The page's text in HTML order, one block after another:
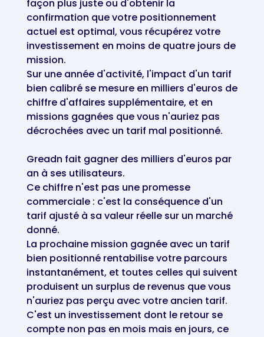
façon plus juste ou d'obtenir la
confirmation que votre positionnement
actuel est optimal, vous récupérez votre
investissement en moins de quatre jours de
mission.
Sur une année d'activité, l'impact d'un tarif
bien calibré se mesure en milliers d'euros de
chiffre d'affaires supplémentaire, et en
missions gagnées que vous n'auriez pas
décrochées avec un tarif mal positionné.
Greadn fait gagner des milliers d'euros par
an à ses utilisateurs.
Ce chiffre n'est pas une promesse
commerciale : c'est la conséquence d'un
tarif ajusté à sa valeur réelle sur un marché
donné.
La prochaine mission gagnée avec un tarif
bien positionné rentabilise votre parcours
instantanément, et toutes celles qui suivent
produisent un surplus de revenus que vous
n'auriez pas perçu avec votre ancien tarif.
C'est un investissement dont le retour se
compte non pas en mois mais en jours, ce